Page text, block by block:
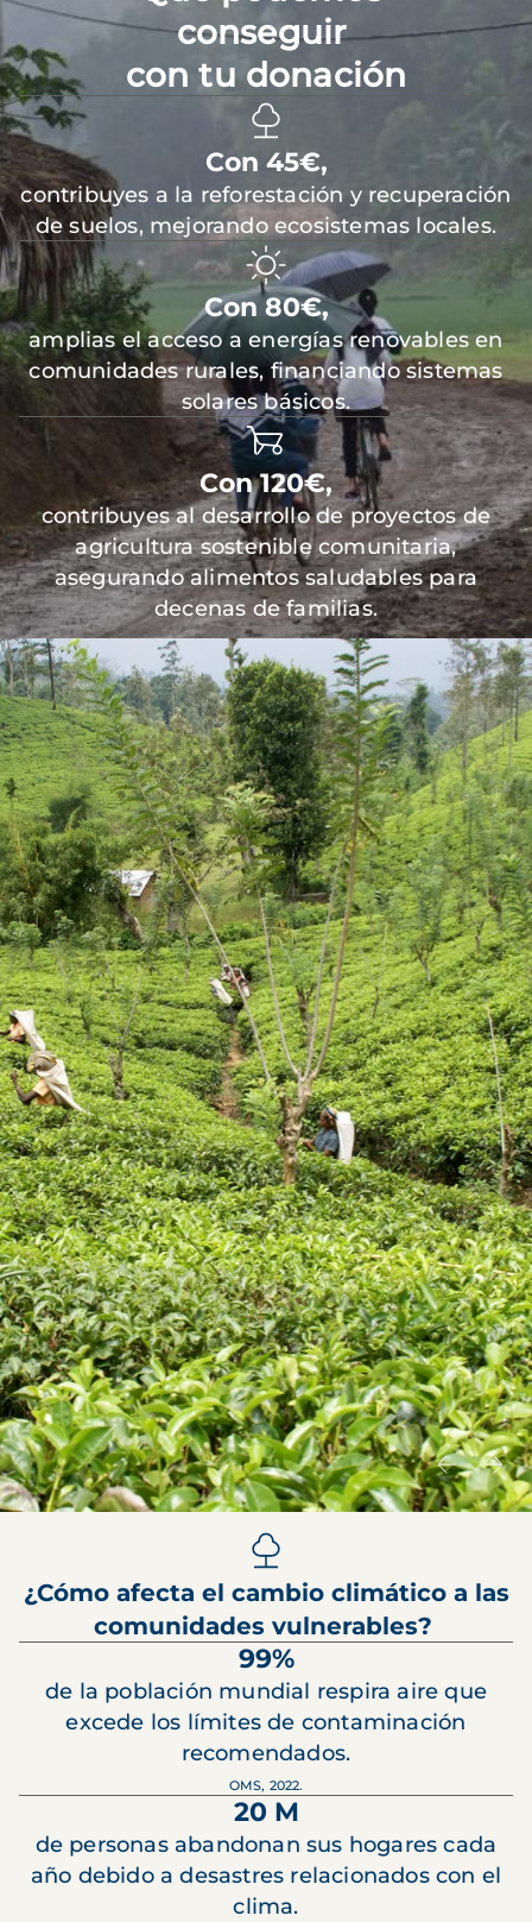
conseguir
con tu donación
Con 45€,
contribuyes a la reforestación y recuperación
de suelos, mejorando ecosistemas locales.
Con 80€,
amplias el acceso a energías renovables en
comunidades rurales, financiando sistemas
solares básicos.
Con 120€,
contribuyes al desarrollo de proyectos de
agricultura sostenible comunitaria,
asegurando alimentos saludables para
decenas de familias.
¿Cómo afecta el cambio climático a las
comunidades vulnerables?
99%
de la población mundial respira aire que
excede los límites de contaminación
recomendados.
OMS, 2022.
20 M
de personas abandonan sus hogares cada
año debido a desastres relacionados con el
clima.